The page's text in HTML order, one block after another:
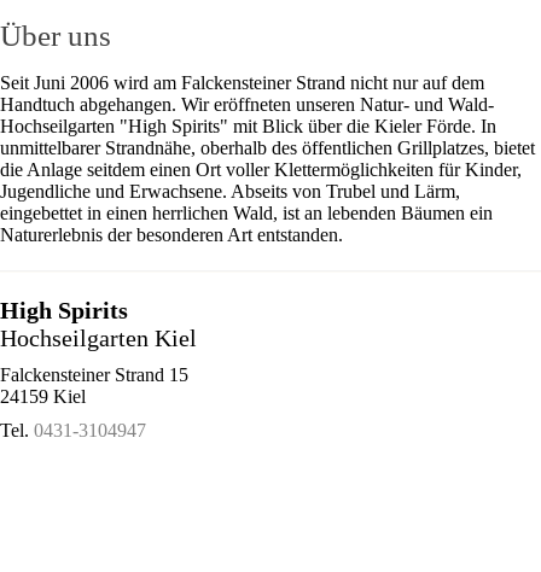
Über uns
Seit Juni 2006 wird am Falckensteiner Strand nicht nur auf dem
Handtuch abgehangen. Wir eröffneten unseren Natur- und Wald-
Hochseilgarten "High Spirits" mit Blick über die Kieler Förde. In
unmittelbarer Strandnähe, oberhalb des öffentlichen Grillplatzes, bietet
die Anlage seitdem einen Ort voller Klettermöglichkeiten für Kinder,
Jugendliche und Erwachsene. Abseits von Trubel und Lärm,
eingebettet in einen herrlichen Wald, ist an lebenden Bäumen ein
Naturerlebnis der besonderen Art entstanden.
High Spirits
Hochseilgarten Kiel
Falckensteiner Strand 15
24159 Kiel
Tel. 0431-3104947